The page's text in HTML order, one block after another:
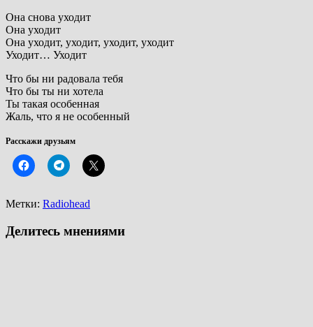
Она снова уходит
Она уходит
Она уходит, уходит, уходит, уходит
Уходит… Уходит
Что бы ни радовала тебя
Что бы ты ни хотела
Ты такая особенная
Жаль, что я не особенный
Расскажи друзьям
Метки: Radiohead
Делитесь мнениями